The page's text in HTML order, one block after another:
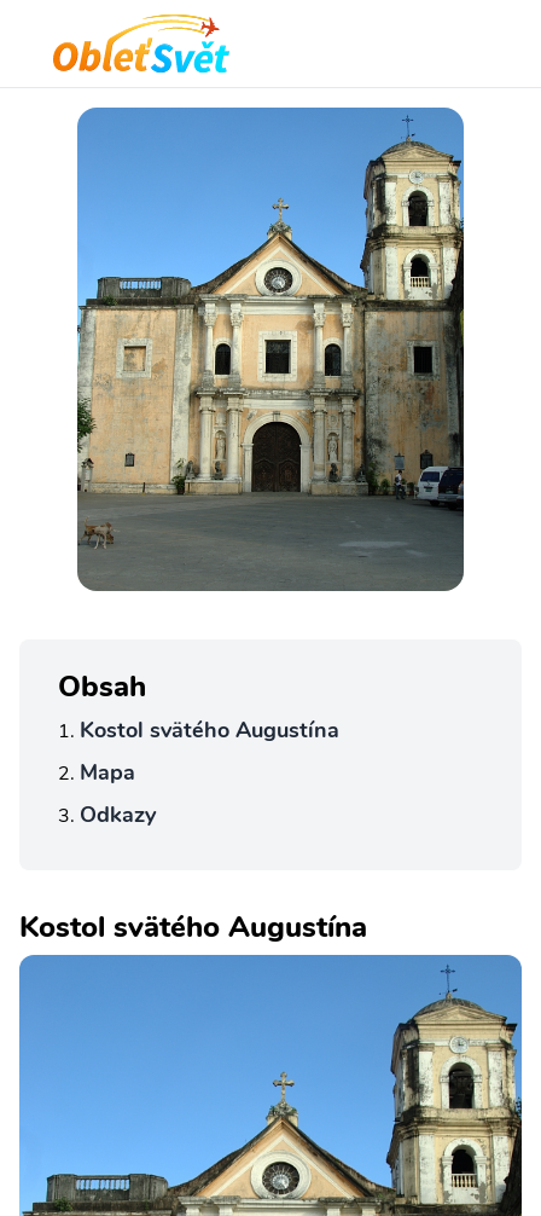
Obsah
Kostol svätého Augustína
Mapa
Odkazy
Kostol svätého Augustína